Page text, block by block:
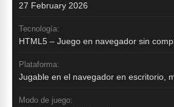
27 February 2026
Tecnología:
HTML5 – Juego en navegador sin
Plataforma:
Jugable en el navegador en escritorio,
Modo de juego: